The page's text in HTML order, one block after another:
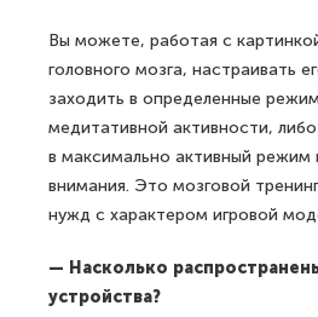
Вы можете, работая с
головного мозга, настраивать
заходить в определенные
медитативной активности,
в максимально активный режим
внимания. Это мозговой
нужд с характером игровой
— Насколько
устройства?